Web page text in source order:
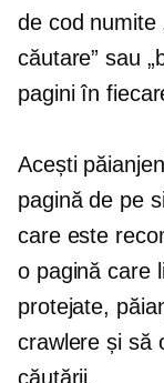
de cod numite
căutare” sau
pagini în
Acești
pagină de pe
care este
o pagină care
protejate,
crawlere și să
căutării.